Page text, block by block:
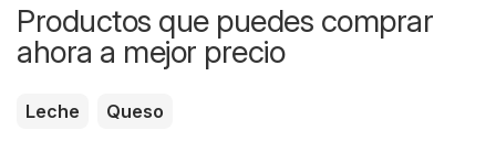
Productos que puedes comprar
ahora a mejor precio
Leche Queso